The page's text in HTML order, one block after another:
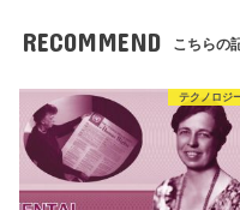
RECOMMEND こちらの
テクノロジ